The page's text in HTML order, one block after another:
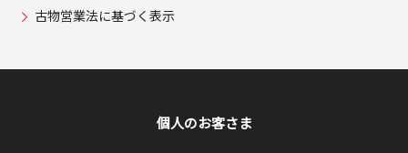
古物営業法に基づく表示
個人のお客さま